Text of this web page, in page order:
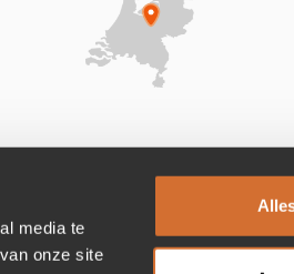
media te
onze site